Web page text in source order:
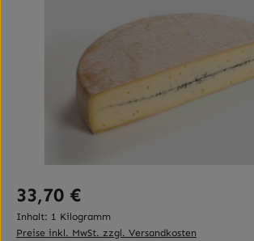
Regulärer Preis:
33,70 €
Inhalt: 1 Kilogramm
Preise inkl. MwSt. zzgl. Versandkosten